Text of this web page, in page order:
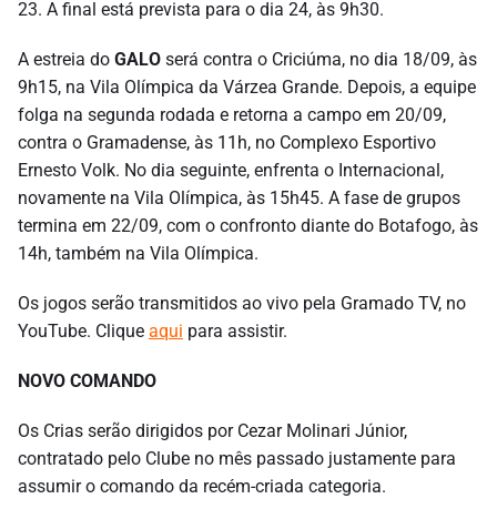
23. A final está prevista para o dia 24, às 9h30.
A estreia do GALO será contra o Criciúma, no dia 18/09, às
9h15, na Vila Olímpica da Várzea Grande. Depois, a equipe
folga na segunda rodada e retorna a campo em 20/09,
contra o Gramadense, às 11h, no Complexo Esportivo
Ernesto Volk. No dia seguinte, enfrenta o Internacional,
novamente na Vila Olímpica, às 15h45. A fase de grupos
termina em 22/09, com o confronto diante do Botafogo, às
14h, também na Vila Olímpica.
Os jogos serão transmitidos ao vivo pela Gramado TV, no
YouTube. Clique aqui para assistir.
NOVO COMANDO
Os Crias serão dirigidos por Cezar Molinari Júnior,
contratado pelo Clube no mês passado justamente para
assumir o comando da recém-criada categoria.